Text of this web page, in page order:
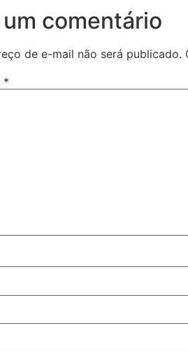
comentário
de e-mail não será publicado.
*